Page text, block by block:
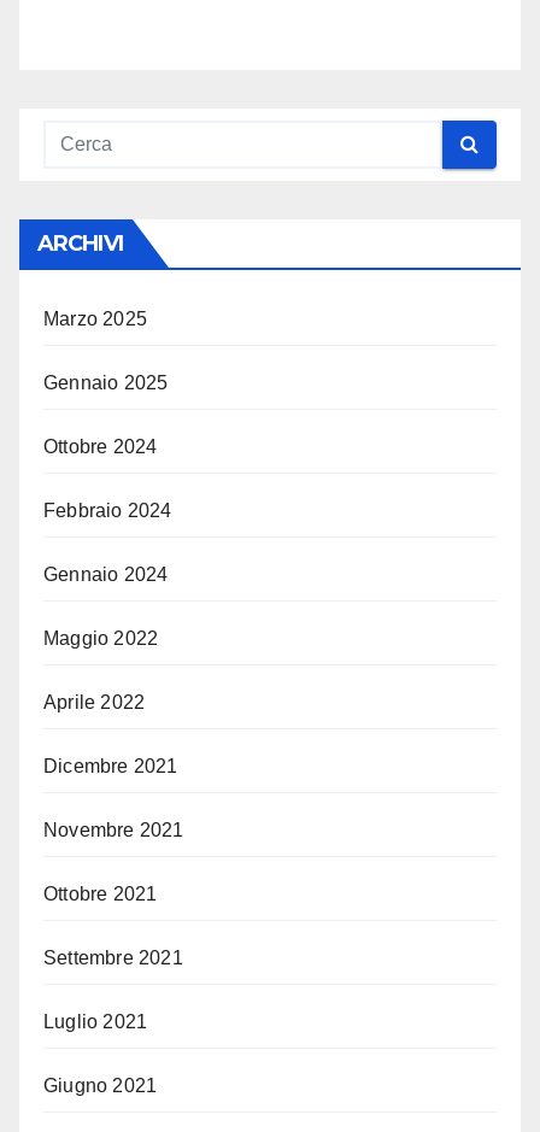
ARCHIVI
Marzo 2025
Gennaio 2025
Ottobre 2024
Febbraio 2024
Gennaio 2024
Maggio 2022
Aprile 2022
Dicembre 2021
Novembre 2021
Ottobre 2021
Settembre 2021
Luglio 2021
Giugno 2021